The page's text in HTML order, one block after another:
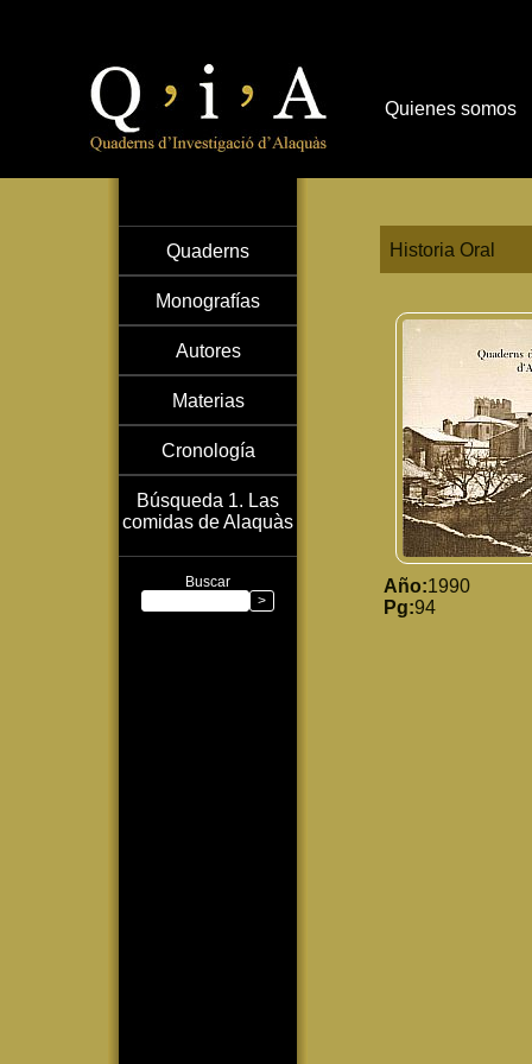
Quaderns
Monografías
Autores
Materias
Cronología
Búsqueda 1. Las
comidas de Alaquàs
Buscar
Historia Oral
Año:1990
Pg:94
Quienes somos